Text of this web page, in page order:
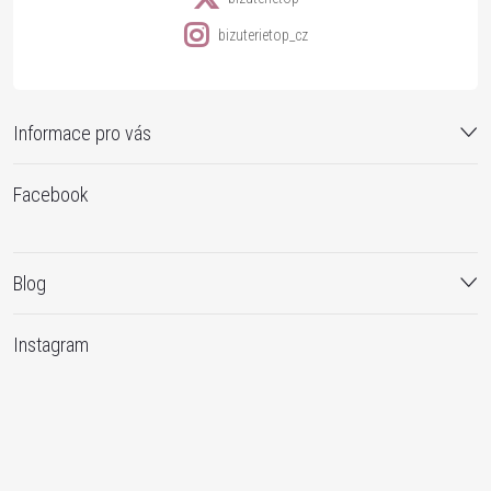
Informace pro vás
bizuterietop_cz
Facebook
Blog
Instagram